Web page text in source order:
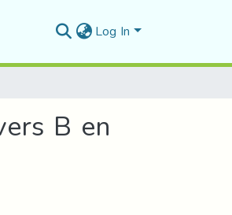
Log In
B en